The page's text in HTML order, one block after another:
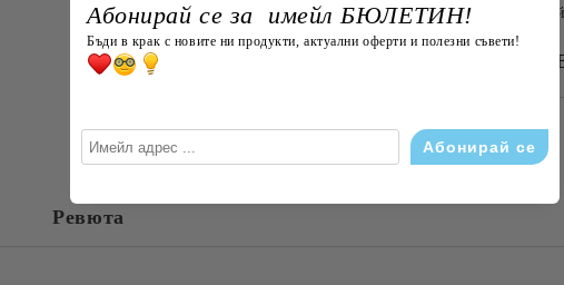
оскъпяване. За покупки на
БЪРЗА ПОРЪЧКА
Ревюта
Абонирай се за имейл БЮЛЕТИН!
Бъди в крак с новите ни продукти, актуални оферти и полезни съвети!